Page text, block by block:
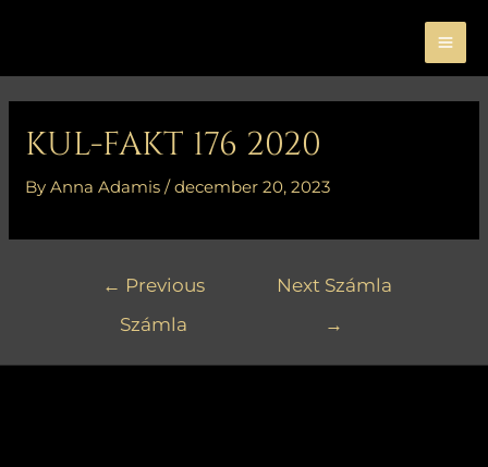
content
KUL-FAKT 176 2020
ByAnna Adamis/december 20, 2023
← Previous
Számla
Next Számla
→